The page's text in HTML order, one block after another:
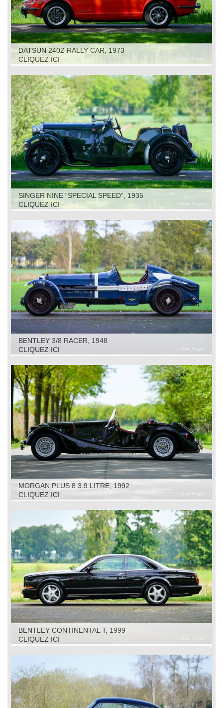
DATSUN 240Z RALLY CAR, 1973
CLIQUEZ ICI
SINGER NINE “SPECIAL SPEED”, 1935
CLIQUEZ ICI
BENTLEY 3/8 RACER, 1948
CLIQUEZ ICI
MORGAN PLUS 8 3.9 LITRE, 1992
CLIQUEZ ICI
BENTLEY CONTINENTAL T, 1999
CLIQUEZ ICI